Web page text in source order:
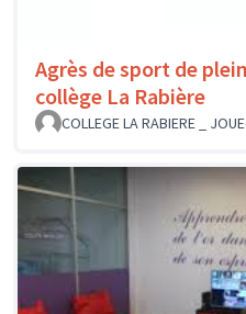
Agrès de sport de
collège La Rabière
COLLEGE LA RABIERE _